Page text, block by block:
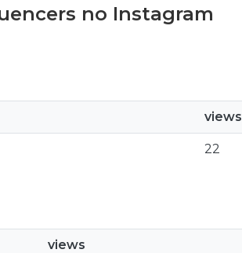
no Instagram
views
22
views